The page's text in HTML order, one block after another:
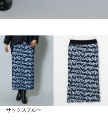
サックスブルー